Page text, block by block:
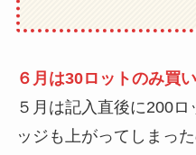
６月は30ロットのみ買
５月は記入直後に200
ッジも上がってしまっ